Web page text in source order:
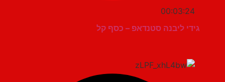
00:03:24
גידי ליבנה סטנדאפ – כסף קל